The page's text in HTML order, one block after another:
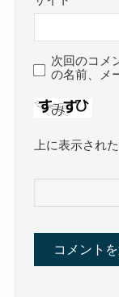
次回のコメ
の名前、メ
上に表示され